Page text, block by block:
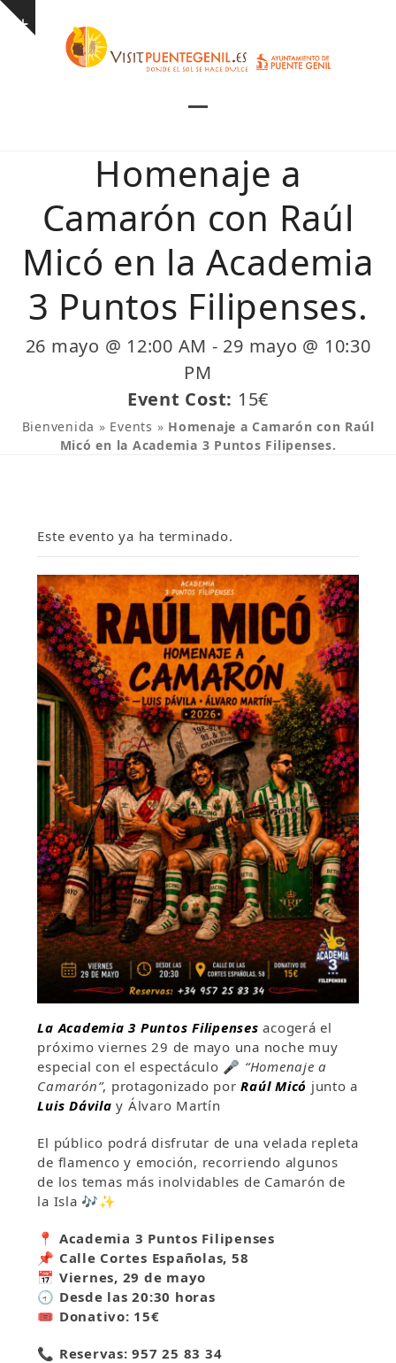
Skip
Show
mobile
menu
mobile
menu
Homenaje a
Camarón con Raúl
Micó en la Academia
3 Puntos Filipenses.
26 mayo @ 12:00 AM - 29 mayo @ 10:30
PM
Event Cost: 15€
Bienvenida » Events » Homenaje a Camarón con Raúl
Micó en la Academia 3 Puntos Filipenses.
Este evento ya ha terminado.
La Academia 3 Puntos Filipenses acogerá el
próximo viernes 29 de mayo una noche muy
especial con el espectáculo 🎤 “Homenaje a
Camarón”, protagonizado porRaúl Micó junto a
Luis Dávila y Álvaro Martín
El público podrá disfrutar de una velada repleta
de flamenco y emoción, recorriendo algunos
de los temas más inolvidables de Camarón de
la Isla 🎶✨
📍 Academia 3 Puntos Filipenses
📌 Calle Cortes Españolas, 58
📅 Viernes, 29 de mayo
🕣 Desde las 20:30 horas
🎟️ Donativo: 15€
📞 Reservas: 957 25 83 34